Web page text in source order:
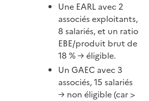
Une EARL avec 2
associés exploitants,
8 salariés, et un ratio
EBE/produit brut de
18 % → éligible.
Un GAEC avec 3
associés, 15 salariés
→ non éligible (car >